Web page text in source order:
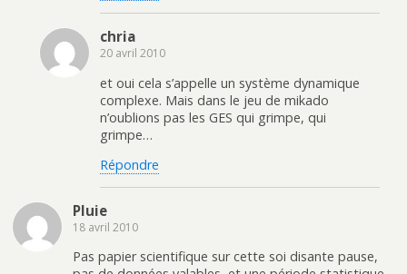
chria
20 avril 2010
et oui cela s’appelle un système dynamique
complexe. Mais dans le jeu de mikado
n’oublions pas les GES qui grimpe, qui
grimpe…
Répondre
Pluie
18 avril 2010
Pas papier scientifique sur cette soi disante pause,